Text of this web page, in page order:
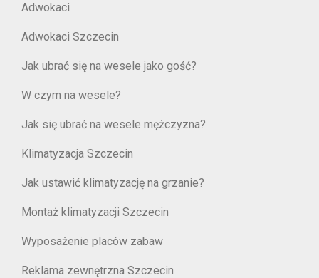
Adwokaci
Adwokaci Szczecin
Jak ubrać się na wesele jako gość?
W czym na wesele?
Jak się ubrać na wesele mężczyzna?
Klimatyzacja Szczecin
Jak ustawić klimatyzację na grzanie?
Montaż klimatyzacji Szczecin
Wyposażenie placów zabaw
Reklama zewnętrzna Szczecin